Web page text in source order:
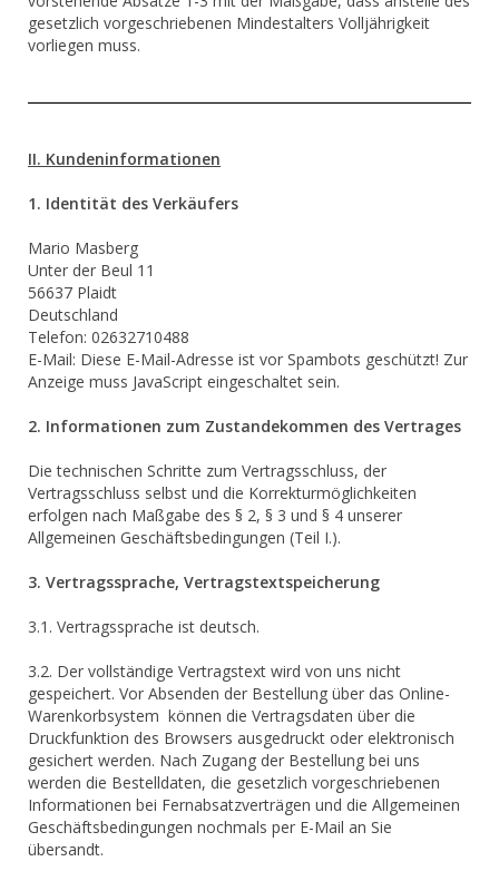
gesetzlich vorgeschriebenen Mindestalters Volljährigkeit
vorliegen muss.
II. Kundeninformationen
1. Identität des Verkäufers
Mario Masberg
Unter der Beul 11
56637 Plaidt
Deutschland
Telefon: 02632710488
E-Mail: Diese E-Mail-Adresse ist vor Spambots geschützt! Zur
Anzeige muss JavaScript eingeschaltet sein.
2. Informationen zum Zustandekommen des Vertrages
Die technischen Schritte zum Vertragsschluss, der
Vertragsschluss selbst und die Korrekturmöglichkeiten
erfolgen nach Maßgabe des § 2, § 3 und § 4 unserer
Allgemeinen Geschäftsbedingungen (Teil I.).
3. Vertragssprache, Vertragstextspeicherung
3.1. Vertragssprache ist deutsch.
3.2. Der vollständige Vertragstext wird von uns nicht
gespeichert. Vor Absenden der Bestellung über das Online-
Warenkorbsystem können die Vertragsdaten über die
Druckfunktion des Browsers ausgedruckt oder elektronisch
gesichert werden. Nach Zugang der Bestellung bei uns
werden die Bestelldaten, die gesetzlich vorgeschriebenen
Informationen bei Fernabsatzverträgen und die Allgemeinen
Geschäftsbedingungen nochmals per E-Mail an Sie
übersandt.